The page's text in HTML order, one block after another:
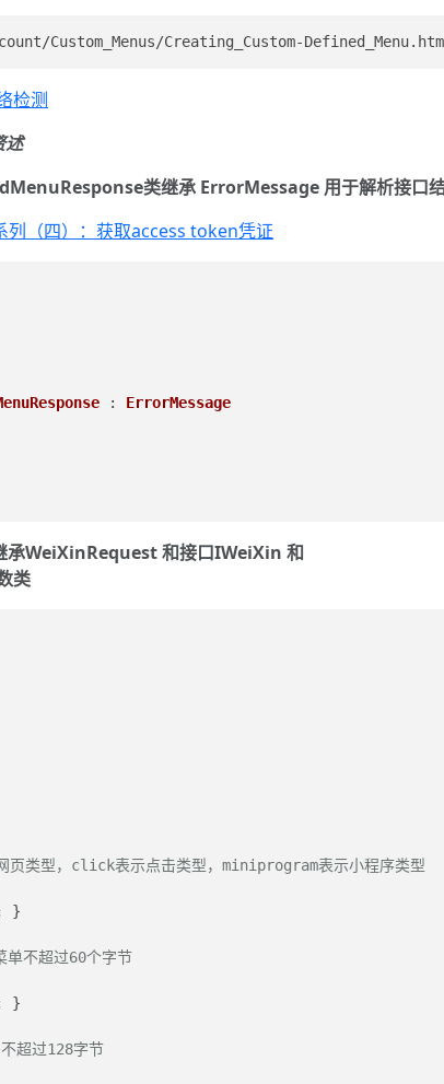
检测
述
类继承 ErrorMessage 用于解析接口
列（四）：获取access token凭证
: ErrorMessage
WeiXinRequest 和接口IWeiXin 和
类
页类型，click表示点击类型，miniprogram表示小程序类型
}
单不超过60个字节
}
超过128字节